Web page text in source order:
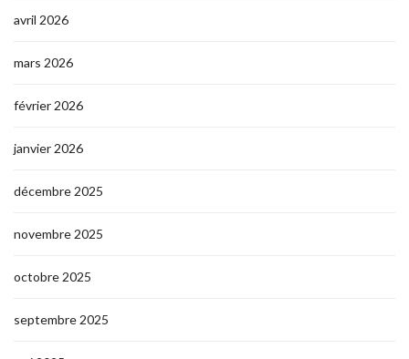
avril 2026
mars 2026
février 2026
janvier 2026
décembre 2025
novembre 2025
octobre 2025
septembre 2025